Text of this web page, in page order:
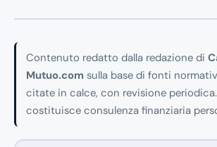
Contenuto redatto dalla redazione di
Mutuo.com sulla base di fonti
citate in calce, con revisione
costituisce consulenza finanziaria